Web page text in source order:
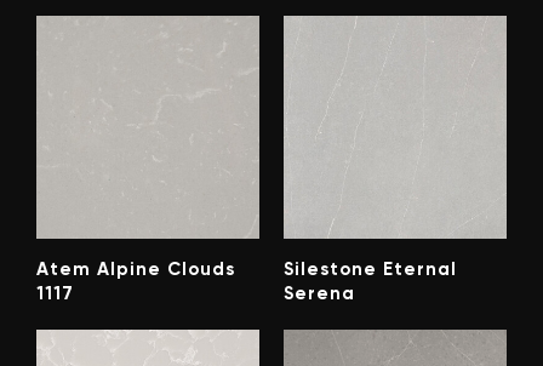
Atem Alpine Clouds
1117
Silestone Eternal
Serena